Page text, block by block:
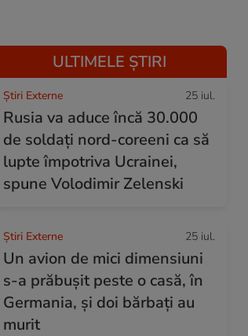
ULTIMELE ȘTIRI
Știri Externe 25 iul.
Rusia va aduce încă 30.000
de soldaţi nord-coreeni ca să
lupte împotriva Ucrainei,
spune Volodimir Zelenski
Știri Externe 25 iul.
Un avion de mici dimensiuni
s-a prăbușit peste o casă, în
Germania, și doi bărbați au
murit